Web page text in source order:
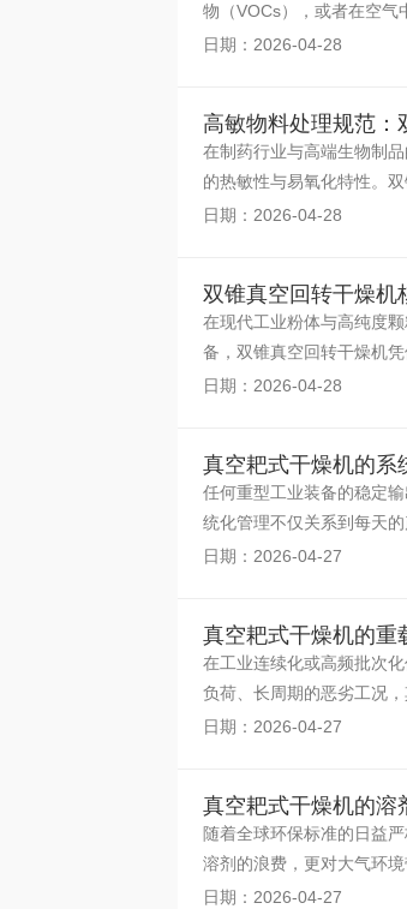
物（VOCs），或者在空气
高精尖材料的工业
日期：2026-04-28
高敏物料处理规范：
在制药行业与高端生物制
的热敏性与易氧化特性。
不可或缺的关键核
日期：2026-04-28
双锥真空回转干燥机
在现代工业粉体与高纯度
备，双锥真空回转干燥机
合逻辑，对于优化
日期：2026-04-28
真空耙式干燥机的系
任何重型工业装备的稳定
统化管理不仅关系到每天
操作规程的严格执
日期：2026-04-27
真空耙式干燥机的重
在工业连续化或高频批次
负荷、长周期的恶劣工况
体传动结构经历了
日期：2026-04-27
真空耙式干燥机的溶
随着全球环保标准的日益
溶剂的浪费，更对大气环
程中展现出了极高
日期：2026-04-27